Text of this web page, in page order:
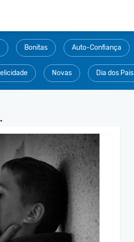
Bonitas Auto-Confiança
Novas Dia dos Pais